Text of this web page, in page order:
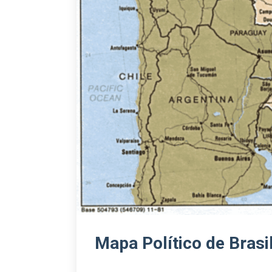
Mapa Político de